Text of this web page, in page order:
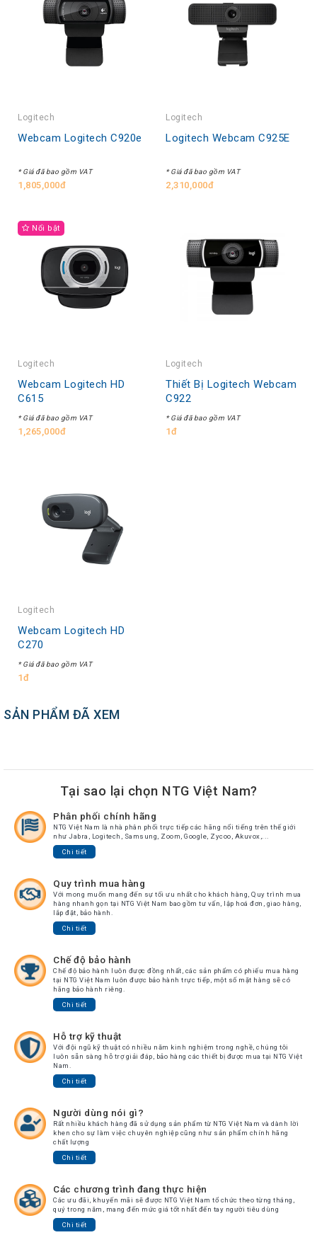
Logitech
Webcam Logitech C920e
* Giá đã bao gồm VAT
1,805,000đ
Logitech
Logitech Webcam C925E
* Giá đã bao gồm VAT
2,310,000đ
Nổi bật
Logitech
Webcam Logitech HD
C615
* Giá đã bao gồm VAT
1,265,000đ
Logitech
Thiết Bị Logitech Webcam
C922
* Giá đã bao gồm VAT
1đ
Logitech
Webcam Logitech HD
C270
* Giá đã bao gồm VAT
1đ
SẢN PHẨM ĐÃ XEM
Tại sao lại chọn NTG Việt Nam?
Phân phối chính hãng
NTG Việt Nam là nhà phân phối trực tiếp các hãng nổi tiếng trên thế giới
như Jabra, Logitech, Samsung, Zoom, Google, Zycoo, Akuvox,...
Chi tiết
Quy trình mua hàng
Với mong muốn mang đến sự tối ưu nhất cho khách hàng, Quy trình mua
hàng nhanh gọn tại NTG Việt Nam bao gồm tư vấn, lập hoá đơn, giao hàng,
lắp đặt, bảo hành.
Chi tiết
Chế độ bảo hành
Chế độ bảo hành luôn được đồng nhất, các sản phẩm có phiếu mua hàng
tại NTG Việt Nam luôn được bảo hành trực tiếp, một số mặt hàng sẽ có
hãng bảo hành riêng.
Chi tiết
Hỗ trợ kỹ thuật
Với đội ngũ kỹ thuật có nhiều năm kinh nghiệm trong nghề, chúng tôi
luôn sẵn sàng hỗ trợ giải đáp, bảo hàng các thiết bị được mua tại NTG Việt
Nam.
Chi tiết
Người dùng nói gì?
Rất nhiều khách hàng đã sử dụng sản phẩm từ NTG Việt Nam và dành lời
khen cho sự làm việc chuyên nghiệp cũng như sản phẩm chính hãng
chất lượng
Chi tiết
Các chương trình đang thực hiện
Các ưu đãi, khuyến mãi sẽ được NTG Việt Nam tổ chức theo từng tháng,
quý trong năm, mang đến mức giá tốt nhất đến tay người tiêu dùng
Chi tiết